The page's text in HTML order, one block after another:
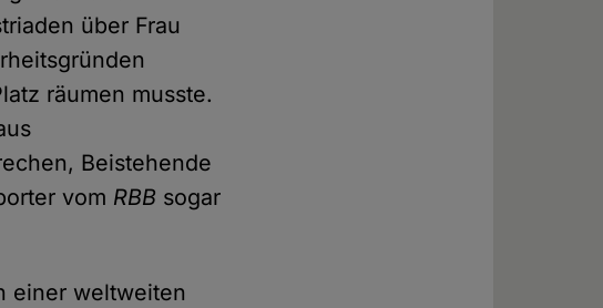
über Frau
räumen musste.
Beistehende
vom RBB sogar
einer weltweiten